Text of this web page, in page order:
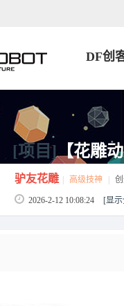
DF创
[项目]【花雕
驴友花雕 高级技神 创
2026-2-12 10:08:24 [显